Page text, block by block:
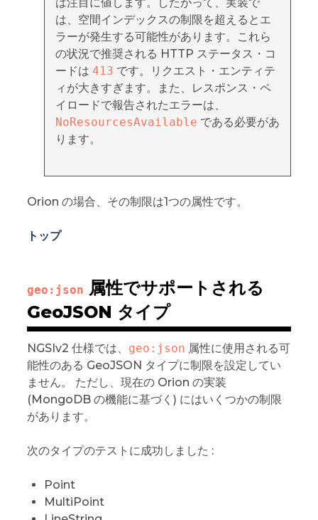
は、空間インデックスの制限を超えるとエ
ラーが発生する可能性があります。これら
の状況で推奨される HTTP ステータス・コ
ードは 413 です。リクエスト・エンティテ
ィが大きすぎます。また、レスポンス・ペ
イロードで報告されたエラーは、
NoResourcesAvailable である必要があ
ります。
Orion の場合、その制限は1つの属性です。
トップ
geo:json 属性でサポートされる
GeoJSON タイプ
NGSIv2 仕様では、 geo:json 属性に使用される可
能性のある GeoJSON タイプに制限を設定してい
ません。 ただし、現在の Orion の実装
(MongoDB の機能に基づく) にはいくつかの制限
があります。
次のタイプのテストに成功しました :
Point
MultiPoint